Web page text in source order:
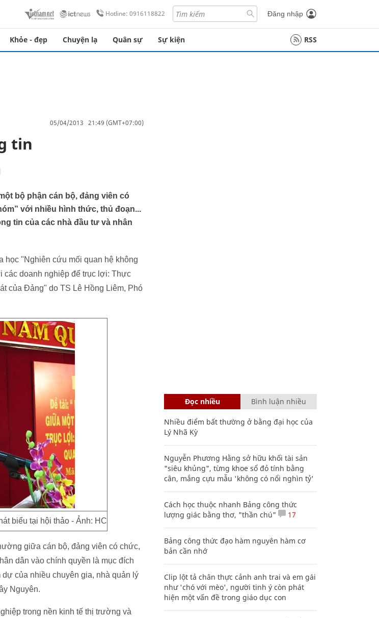
Hotline: 0916118822 Đăng nhập
Khỏe - đẹp Chuyện lạ Quân sự Sự kiện RSS
05/04/2013 21:49 (GMT+07:00)
tin
bộ phận cán bộ, đảng viên có
với nhiều hình thức, thủ đoạn...
tin của các nhà đầu tư và nhân
học "Nghiên cứu mối quan hệ không
các doanh nghiệp để trục lợi: Thực
của Đảng" do TS Lê Hồng Liêm, Phó
biểu tại hội thảo - Ảnh: HC
giữa cán bộ, đảng viên có chức,
dân vào chính quyền là mục đích
của nhiều chuyên gia, nhà quản lý
Nguyên.
trong nền kinh tế thị trường và
Đọc nhiều Bình luận nhiều
Nhiều điểm bất thường ở bằng đại học của
Lý Nhã Kỳ
Nguyễn Phương Hằng sở hữu khối tài sản
"siêu khủng", từng khoe sổ đỏ tính bằng
cân, mắng cựu mẫu 'không có nổi nghìn tỷ'
Cách học thuộc nhanh Bảng công thức
lượng giác bằng thơ, "thần chú"
17
Bảng công thức đạo hàm nguyên hàm cơ
bản cần nhớ
Clip lột tả chân thực cảnh anh trai và em gái
như 'chó với mèo', người tinh ý còn phát
hiện một vấn đề trong giáo dục con